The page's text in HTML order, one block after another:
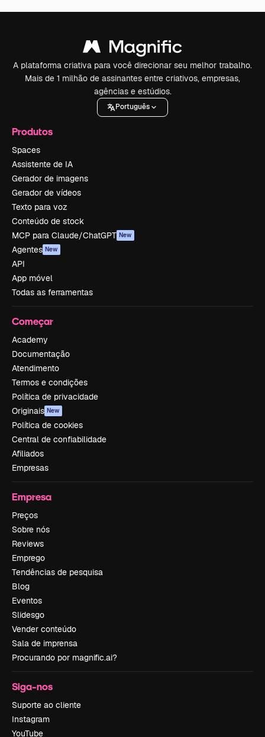
A plataforma criativa para você direcionar seu melhor trabalho.
Mais de 1 milhão de assinantes entre criativos, empresas,
agências e estúdios.
Português
Produtos
Spaces
Assistente de IA
Gerador de imagens
Gerador de vídeos
Texto para voz
Conteúdo de stock
MCP para Claude/ChatGPT New
Agentes New
API
App móvel
Todas as ferramentas
Começar
Academy
Documentação
Atendimento
Termos e condições
Política de privacidade
Originais New
Política de cookies
Central de confiabilidade
Afiliados
Empresas
Empresa
Preços
Sobre nós
Reviews
Emprego
Tendências de pesquisa
Blog
Eventos
Slidesgo
Vender conteúdo
Sala de imprensa
Procurando por magnific.ai?
Siga-nos
Suporte ao cliente
Instagram
YouTube